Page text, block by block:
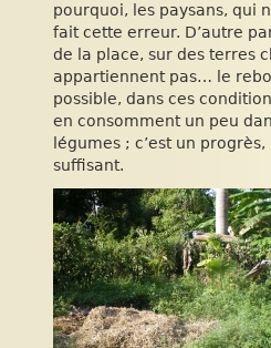
pourquoi, les paysans, qui
fait cette erreur. D’autre
de la place, sur des terres
appartiennent pas… le
possible, dans ces
en consomment un peu
légumes ; c’est un progrès,
suffisant.